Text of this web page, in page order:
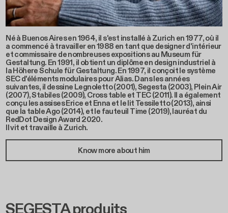
Né à Buenos Aires en 1964, il s'est installé à Zurich en 1977, où il
a commencé à travailler en 1988 en tant que designer d'intérieur
et commissaire de nombreuses expositions au Museum für
Gestaltung. En 1991, il obtient un diplôme en design industriel à
la Höhere Schule für Gestaltung. En 1997, il conçoit le système
SEC d'éléments modulaires pour Alias. Dans les années
suivantes, il dessine Legnoletto (2001), Segesta (2003), Plein Air
(2007), Stabiles (2009), Cross table et TEC (2011). Il a également
conçu les assises Erice et Enna et le lit Tessiletto (2013), ainsi
que la table Ago (2014), et le fauteuil Time (2019), lauréat du
RedDot Design Award 2020.
Il vit et travaille à Zurich.
Know more about him